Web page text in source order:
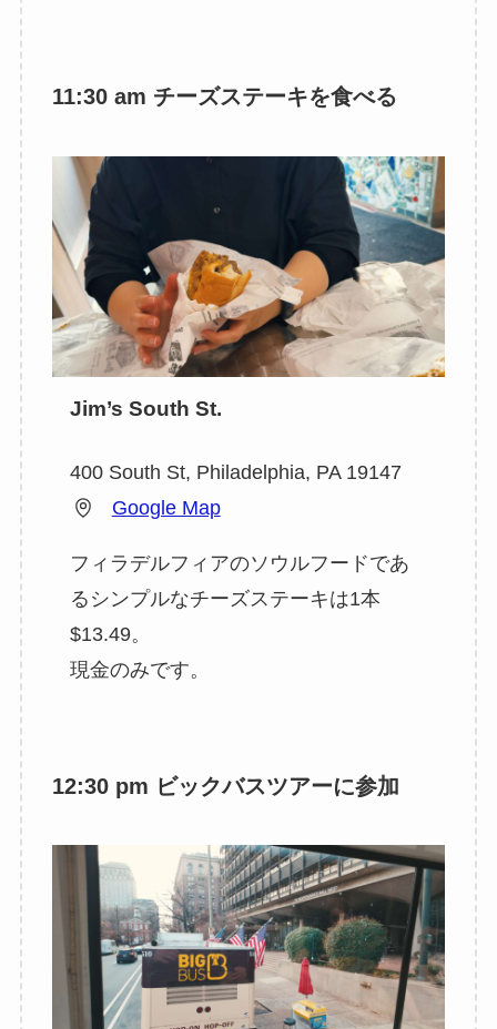
11:30 am チーズステーキを食べる
Jim’s South St.
400 South St, Philadelphia, PA 19147
Google Map
フィラデルフィアのソウルフードであ
るシンプルなチーズステーキは1本
$13.49。
現金のみです。
12:30 pm ビックバスツアーに参加